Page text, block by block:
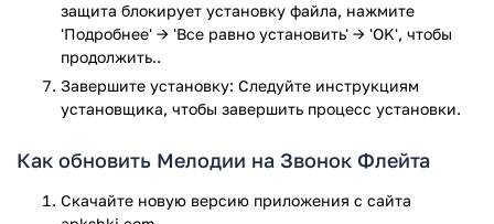
защита блокирует установку файла, нажмите
'Подробнее' → 'Все равно установить' → 'OK', чтобы
продолжить..
Завершите установку: Следуйте инструкциям
установщика, чтобы завершить процесс установки.
Как обновить Мелодии на Звонок Флейта
Скачайте новую версию приложения с сайта